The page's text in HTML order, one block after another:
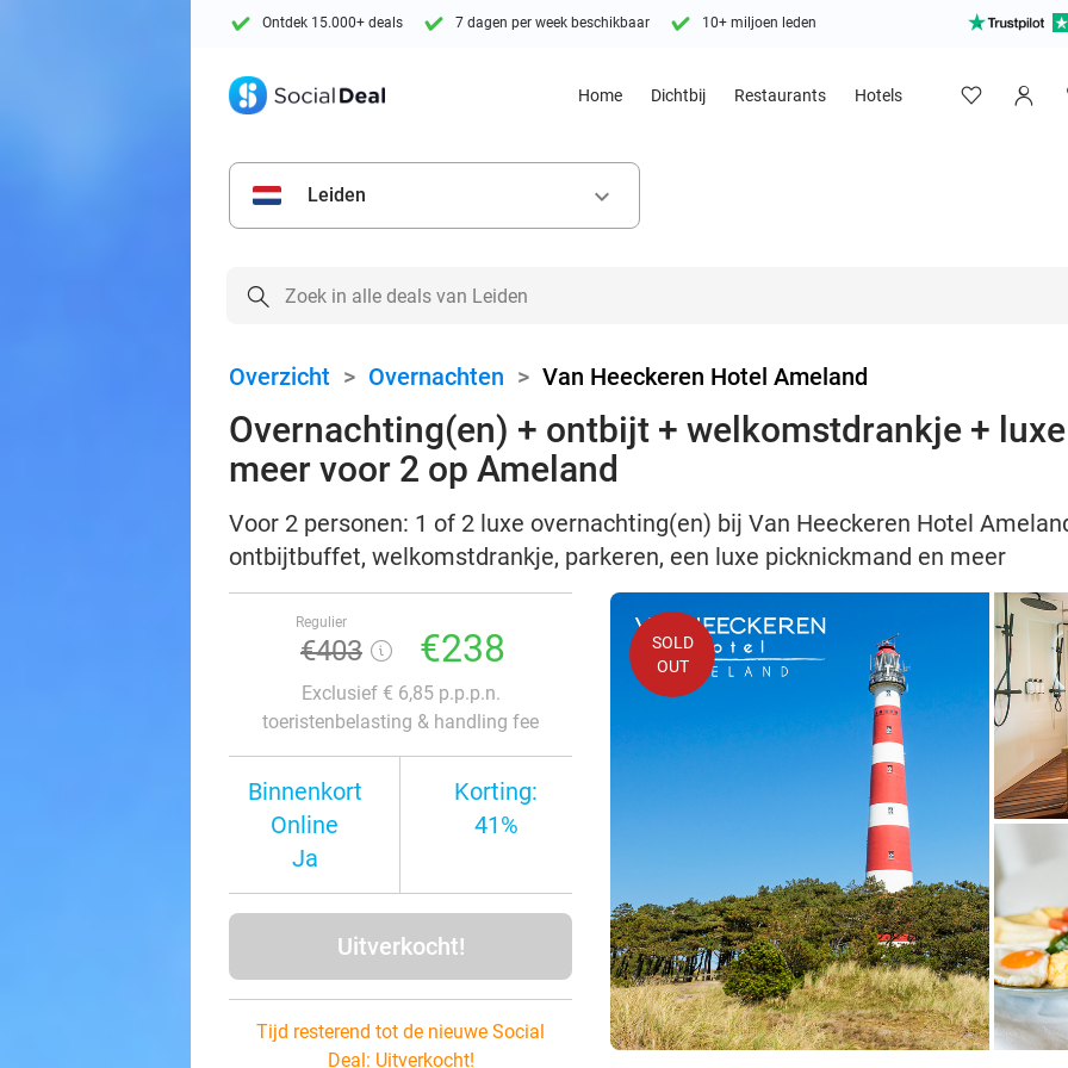
Ontdek 15.000+ deals 7 dagen per week beschikbaar 10+ miljoen leden
Home Dichtbij Restaurants Hotels
Leiden keyboard_arrow_down
Overzicht > Overnachten > Van Heeckeren Hotel Ameland
Overnachting(en) + ontbijt + welkomstdrankje +
meer voor 2 op Ameland
Voor 2 personen: 1 of 2 luxe overnachting(en) bij Van Heeckeren Hotel
ontbijtbuffet, welkomstdrankje, parkeren, een luxe picknickmand en meer
Regulier
€403 €238
Exclusief € 6,85 p.p.p.n.
toeristenbelasting & handling fee
Binnenkort
Online
Ja
Korting:
41%
Uitverkocht!
Tijd resterend tot de nieuwe Social
Deal: Uitverkocht!
SOLD
OUT